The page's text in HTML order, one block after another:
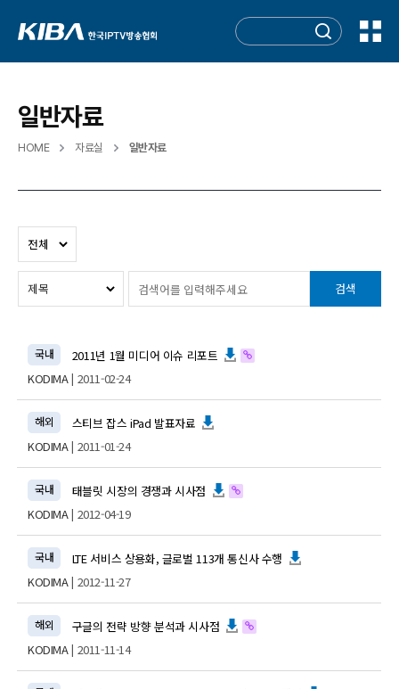
일반자료
HOME 자료실 일반자료
검색
국내
2011년 1월 미디어 이슈 리포트
KODIMA| 2011-02-24
해외
스티브 잡스 iPad 발표자료
KODIMA| 2011-01-24
국내
태블릿 시장의 경쟁과 시사점
KODIMA| 2012-04-19
국내
LTE 서비스 상용화, 글로벌 113개 통신사 수행
KODIMA| 2012-11-27
해외
구글의 전략 방향 분석과 시사점
KODIMA| 2011-11-14